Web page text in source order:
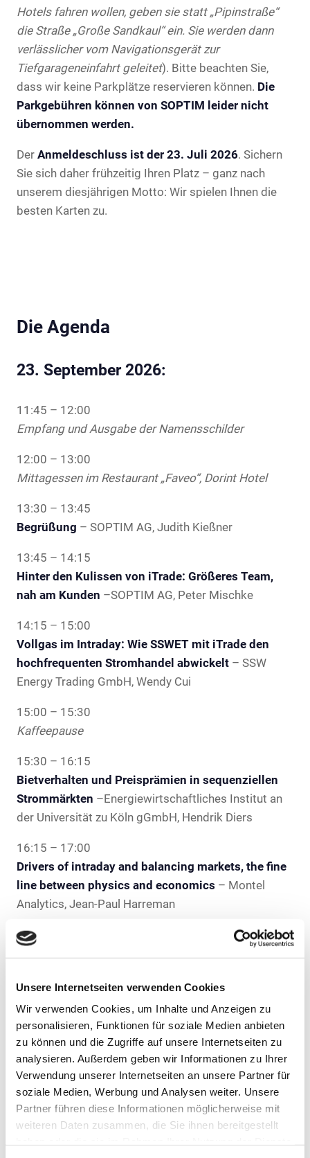
Unsere Internetseiten verwenden Cookies
Wir verwenden Cookies, um Inhalte und Anzeigen zu
personalisieren, Funktionen für soziale Medien anbieten
zu können und die Zugriffe auf unsere Internetseiten zu
analysieren. Außerdem geben wir Informationen zu Ihrer
Verwendung unserer Internetseiten an unsere Partner für
soziale Medien, Werbung und Analysen weiter. Unsere
Partner führen diese Informationen möglicherweise mit
weiteren Daten zusammen, die Sie ihnen bereitgestellt
Hotels fahren wollen, geben sie statt „Pipinstraße“
die Straße „Große Sandkaul“ ein. Sie werden dann
verlässlicher vom Navigationsgerät zur
Tiefgarageneinfahrt geleitet). Bitte beachten Sie,
dass wir keine Parkplätze reservieren können. Die
Parkgebühren können von SOPTIM leider nicht
übernommen werden.
Der Anmeldeschluss ist der 23. Juli 2026. Sichern
Sie sich daher frühzeitig Ihren Platz – ganz nach
unserem diesjährigen Motto: Wir spielen Ihnen die
besten Karten zu.
Die Agenda
23. September 2026:
11:45 – 12:00
Empfang und Ausgabe der Namensschilder
12:00 – 13:00
Mittagessen im Restaurant „Faveo“, Dorint Hotel
13:30 – 13:45
Begrüßung – SOPTIM AG, Judith Kießner
13:45 – 14:15
Hinter den Kulissen von iTrade: Größeres Team,
nah am Kunden –SOPTIM AG, Peter Mischke
14:15 – 15:00
Vollgas im Intraday: Wie SSWET mit iTrade den
hochfrequenten Stromhandel abwickelt – SSW
Energy Trading GmbH, Wendy Cui
15:00 – 15:30
Kaffeepause
15:30 – 16:15
Bietverhalten und Preisprämien in sequenziellen
Strommärkten –Energiewirtschaftliches Institut an
der Universität zu Köln gGmbH, Hendrik Diers
16:15 – 17:00
Drivers of intraday and balancing markets, the fine
line between physics and economics – Montel
Analytics, Jean-Paul Harreman
17:00
Dorint Hotel)
19:00Abendessen in der Brauerei zur Malzmühle
21:00Casino Abendim Dorint Hotel
24. September 2026: